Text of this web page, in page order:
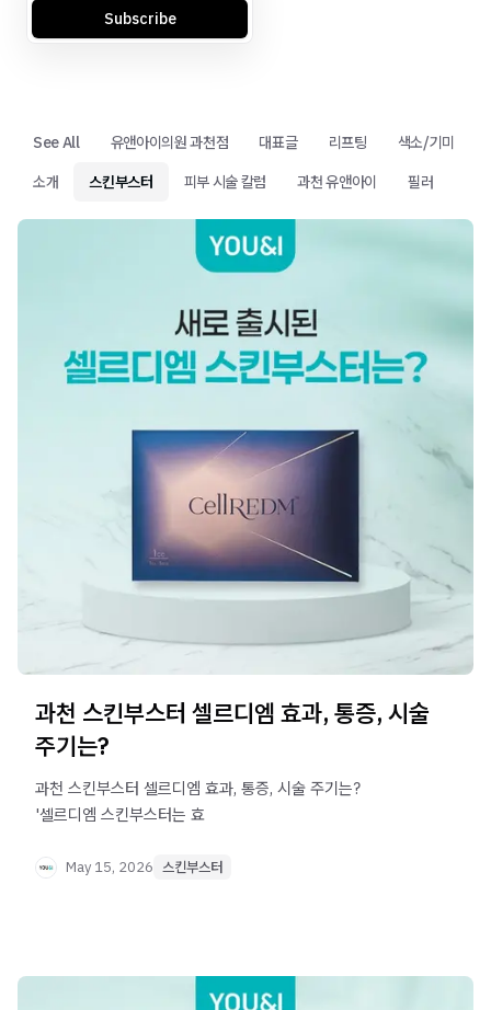
Subscribe
See All 유앤아이의원 과천점 대표글 리프팅
색소/기미
소개
스킨부스터 피부 시술 칼럼 과천 유앤아이 필러
과천 스킨부스터 셀르디엠 효과, 통증, 시술
주기는?
과천 스킨부스터 셀르디엠 효과, 통증, 시술 주기는? ​ ​ ​
'셀르디엠 스킨부스터는 효
May 15, 2026 스킨부스터